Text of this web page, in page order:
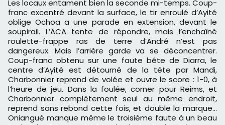
Les locaux entament bien la seconde mi-temps. Coup-
franc excentré devant la surface, le tir enroulé d’Ayité
oblige Ochoa a une parade en extension, devant le
soupirail. L’ACA tente de répondre, mais l’enchaîné
roulette-frappe ras de terre d’André n’est pas
dangereux. Mais l’arrière garde va se déconcentrer.
Coup-franc obtenu sur une faute bête de Diarra, le
centre d’Ayité est détourné de la tête par Mandi,
Charbonnier reprend de volée et ouvre le score : 1-0, à
l’heure de jeu. Dans la foulée, corner pour Reims, et
Charbonnier complètement seul au même endroit,
reprend sans rebond cette fois, et double la marque…
Oniangué manque même le troisième faute à un beau